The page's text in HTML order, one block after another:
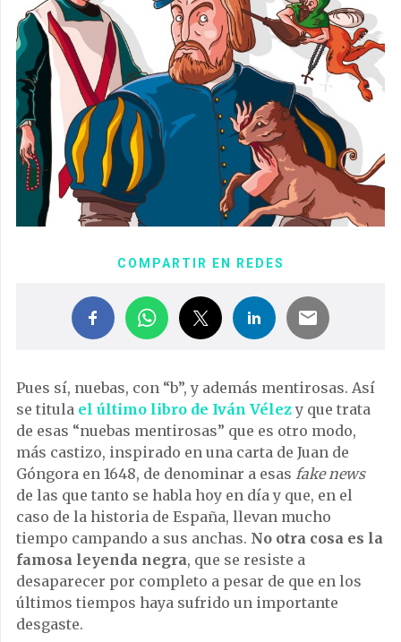
COMPARTIR EN REDES
Pues sí, nuebas, con “b”, y además mentirosas. Así
se titula el último libro de Iván Vélezy que trata
de esas “nuebas mentirosas” que es otro modo,
más castizo, inspirado en una carta de Juan de
Góngora en 1648, de denominar a esas fake news
de las que tanto se habla hoy en día y que, en el
caso de la historia de España, llevan mucho
tiempo campando a sus anchas. No otra cosa es la
famosa leyenda negra, que se resiste a
desaparecer por completo a pesar de que en los
últimos tiempos haya sufrido un importante
desgaste.